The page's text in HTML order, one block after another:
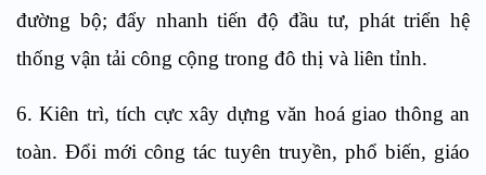
đường bộ; đẩy nhanh tiến độ đầu tư, phát triển hệ
thống vận tải công cộng trong đô thị và liên tỉnh.
6. Kiên trì, tích cực xây dựng văn hoá giao thông an
toàn. Đổi mới công tác tuyên truyền, phổ biến, giáo